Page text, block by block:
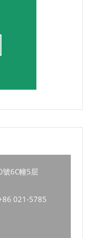
號6C幢5层
021-5785